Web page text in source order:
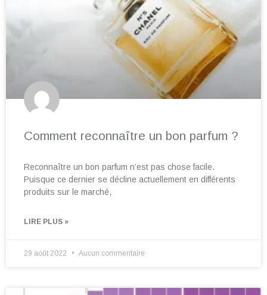
Comment reconnaître un bon parfum ?
Reconnaître un bon parfum n’est pas chose facile.
Puisque ce dernier se décline actuellement en différents
produits sur le marché,
LIRE PLUS »
29 août 2022 Aucun commentaire